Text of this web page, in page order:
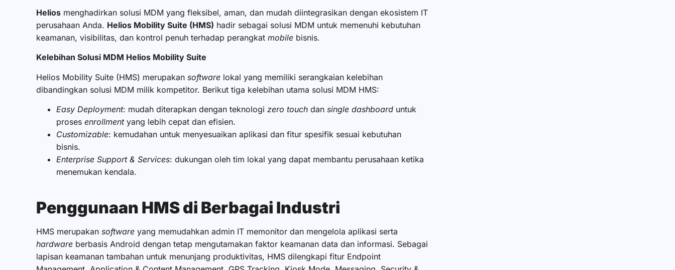
Helios menghadirkan solusi MDM yang fleksibel, aman, dan mudah diintegrasikan dengan ekosistem IT
perusahaan Anda. Helios Mobility Suite (HMS) hadir sebagai solusi MDM untuk memenuhi kebutuhan
keamanan, visibilitas, dan kontrol penuh terhadap perangkat mobile bisnis.
Kelebihan Solusi MDM Helios Mobility Suite
Helios Mobility Suite (HMS) merupakan software lokal yang memiliki serangkaian kelebihan
dibandingkan solusi MDM milik kompetitor. Berikut tiga kelebihan utama solusi MDM HMS:
Easy Deployment: mudah diterapkan dengan teknologi zero touch dan single dashboard untuk
proses enrollment yang lebih cepat dan efisien.
Customizable: kemudahan untuk menyesuaikan aplikasi dan fitur spesifik sesuai kebutuhan
bisnis.
Enterprise Support & Services: dukungan oleh tim lokal yang dapat membantu perusahaan ketika
menemukan kendala.
Penggunaan HMS di Berbagai Industri
HMS merupakan software yang memudahkan admin IT memonitor dan mengelola aplikasi serta
hardware berbasis Android dengan tetap mengutamakan faktor keamanan data dan informasi. Sebagai
lapisan keamanan tambahan untuk menunjang produktivitas, HMS dilengkapi fitur Endpoint